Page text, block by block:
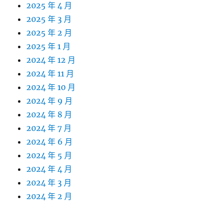
2025 年 4 月
2025 年 3 月
2025 年 2 月
2025 年 1 月
2024 年 12 月
2024 年 11 月
2024 年 10 月
2024 年 9 月
2024 年 8 月
2024 年 7 月
2024 年 6 月
2024 年 5 月
2024 年 4 月
2024 年 3 月
2024 年 2 月